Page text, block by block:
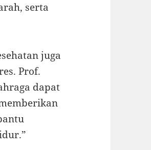
serta
juga
Prof.
dapat